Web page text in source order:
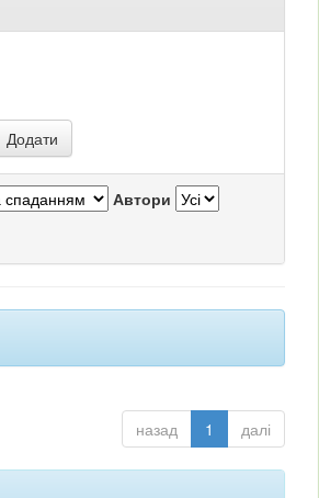
Автори
назад 1 далі